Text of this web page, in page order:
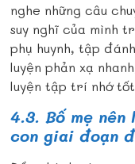
nghe những câu
suy nghĩ của mình
phụ huynh, tập
luyện phản xạ
luyện tập trí nhớ
4.3. Bố mẹ nên
con giai đoạn